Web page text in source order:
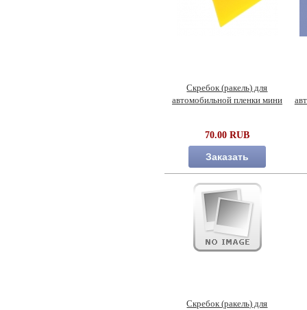
Скребок (ракель) для
автомобильной пленки мини
70.00 RUB
Заказать
Скребок (ракель) для